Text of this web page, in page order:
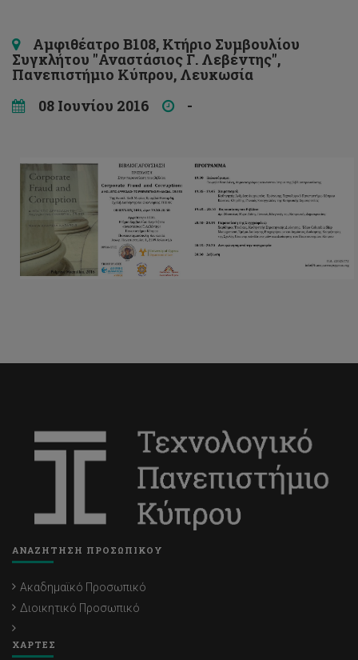
Αμφιθέατρο Β108, Κτήριο Συμβουλίου
Συγκλήτου "Αναστάσιος Γ. Λεβέντης",
Πανεπιστήμιο Κύπρου, Λευκωσία
08 Ιουνίου 2016
-
ΑΝΑΖΗΤΗΣΗ ΠΡΟΣΩΠΙΚΟΥ
Ακαδημαϊκό Προσωπικό
Διοικητικό Προσωπικό
ΧΑΡΤΕΣ